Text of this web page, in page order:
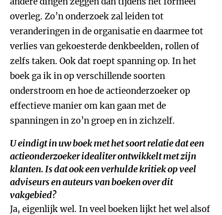
overleg. Zo’n onderzoek zal leiden tot
veranderingen in de organisatie en daarmee tot
verlies van gekoesterde denkbeelden, rollen of
zelfs taken. Ook dat roept spanning op. In het
boek ga ik in op verschillende soorten
onderstroom en hoe de actieonderzoeker op
effectieve manier om kan gaan met de
spanningen in zo’n groep en in zichzelf.
U eindigt in uw boek met het soort relatie dat een
actieonderzoeker idealiter ontwikkelt met zijn
klanten. Is dat ook een verhulde kritiek op veel
adviseurs en auteurs van boeken over dit
vakgebied?
Ja, eigenlijk wel. In veel boeken lijkt het wel alsof